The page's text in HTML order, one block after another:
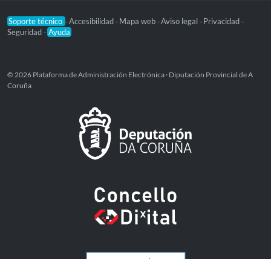
Soporte técnico -Accesibilidad - Mapa web -Aviso legal - Privacidad -
Seguridad - Ayuda
© 2026 Plataforma de Administración Electrónica · Diputación Provincial de A
Coruña